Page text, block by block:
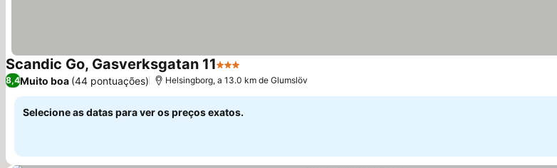
Scandic Go, Gasverksgatan 113 Estrelas
8,4Muito boa (44 pontuações) Helsingborg, a 13.0 km de Glumslöv
Selecione as datas para ver os preços exatos.